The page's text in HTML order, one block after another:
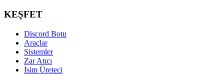
KEŞFET
Discord Botu
Araçlar
Sistemler
Zar Atıcı
İsim Üreteci